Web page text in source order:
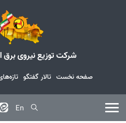
صفحه نخست تالار گفتگو
شرکت توزیع نیروی برق
En